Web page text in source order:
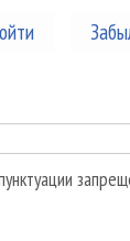
вкладка)